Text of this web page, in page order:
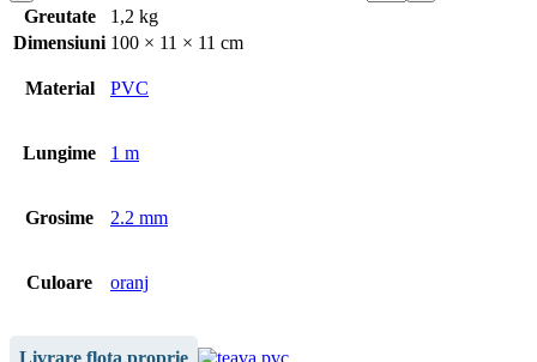
Greutate
1,2 kg
Dimensiuni 100 × 11 × 11 cm
Material PVC
Lungime 1 m
Grosime 2.2 mm
Culoare oranj
Livrare flota proprie